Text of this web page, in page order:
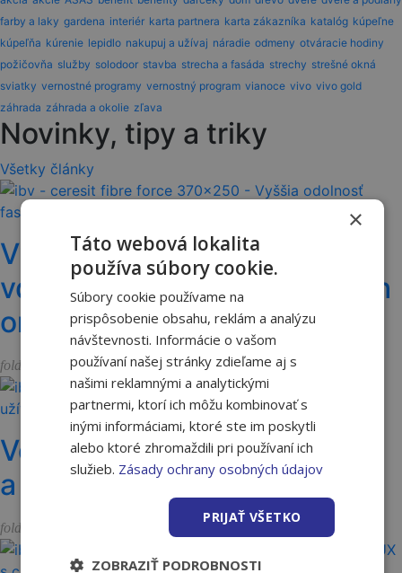
farby a laky gardena interiér karta partnera karta zákazníka katalóg kúpeľne
kúpeľňa kúrenie lepidlo nakupuj a užívaj náradie odmeny otváracie hodiny
požičovňa služby solodoor stavba strecha a fasáda strechy strešné okná
sviatky vernostné programy vernostný program vianoce vivo vivo gold
záhrada záhrada a okolie zľava
Novinky, tipy a triky
Všetky články
Vyššia odolnosť fasády
vďaka vláknam vo fasádnych
omietkach Ceresit
folder_open Akcie a novinky
Vernostný program Nakupuj
a užívaj 2026 je spustený
folder_open Akcie a novinky
×
Táto webová lokalita
používa súbory cookie.
Súbory cookie používame na
prispôsobenie obsahu, reklám a analýzu
návštevnosti. Informácie o vašom
používaní našej stránky zdieľame aj s
našimi reklamnými a analytickými
partnermi, ktorí ich môžu kombinovať s
inými informáciami, ktoré ste im poskytli
alebo ktoré zhromaždili pri používaní ich
služieb. Zásady ochrany osobných údajov
PRIJAŤ VŠETKO
ZOBRAZIŤ PODROBNOSTI